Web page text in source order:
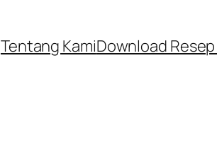
Tentang KamiDownload